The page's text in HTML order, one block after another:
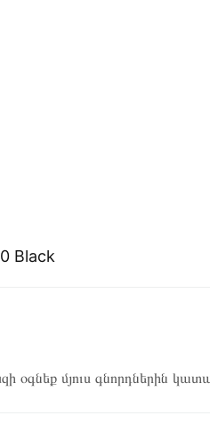
Black
օգնեք մյուս գնորդներին